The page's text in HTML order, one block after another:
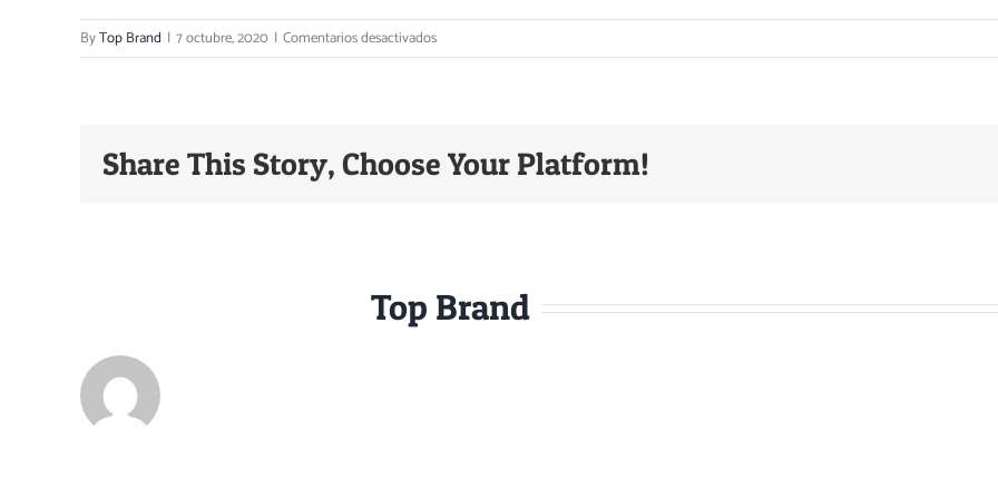
ByTop Brand | 7 octubre, 2020 | Comentarios desactivadosen
_MG_5739-
Share This Story, Choose Your Platform!
Top Brand